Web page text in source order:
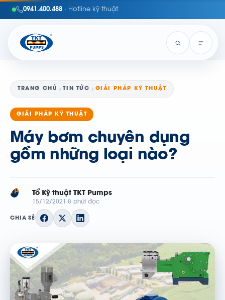
0941.400.488 · Hotline kỹ thuật
TRANG CHỦ TIN TỨC GIẢI PHÁP KỸ THUẬT
GIẢI PHÁP KỸ THUẬT
Máy bơm chuyên dụng
gồm những loại nào?
TP Tổ Kỹ thuật TKT Pumps
15/12/2021 8 phút đọc
CHIA SẺ